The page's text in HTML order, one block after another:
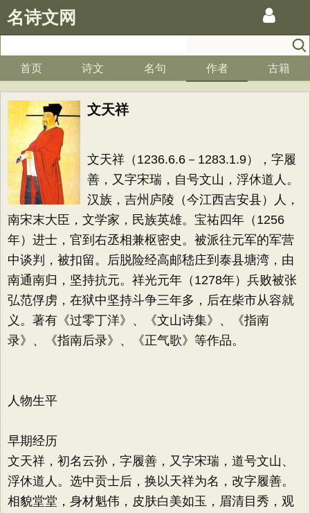
名诗文网
首页 诗文 名句 作者 古籍
文天祥
文天祥（1236.6.6－1283.1.9），字履
善，又字宋瑞，自号文山，浮休道人。
汉族，吉州庐陵（今江西吉安县）人，
南宋末大臣，文学家，民族英雄。宝祐四年（1256
年）进士，官到右丞相兼枢密史。被派往元军的军营
中谈判，被扣留。后脱险经高邮嵇庄到泰县塘湾，由
南通南归，坚持抗元。祥光元年（1278年）兵败被张
弘范俘虏，在狱中坚持斗争三年多，后在柴市从容就
义。著有《过零丁洋》、《文山诗集》、《指南
录》、《指南后录》、《正气歌》等作品。
人物生平
早期经历
文天祥，初名云孙，字履善，又字宋瑞，道号文山、
浮休道人。选中贡士后，换以天祥为名，改字履善。
相貌堂堂，身材魁伟，皮肤白美如玉，眉清目秀，观